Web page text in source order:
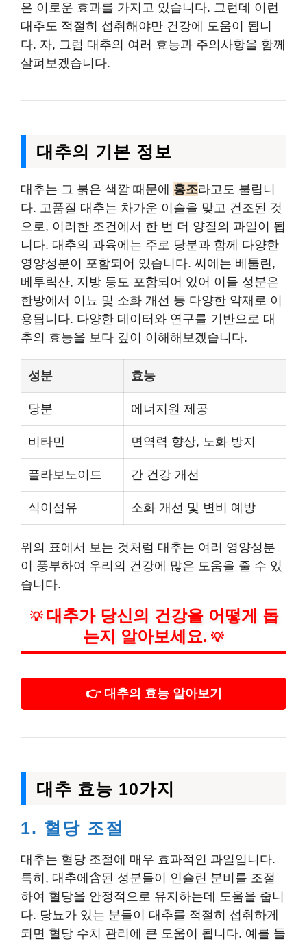
은 이로운 효과를 가지고 있습니다. 그런데 이런
대추도 적절히 섭취해야만 건강에 도움이 됩니
다. 자, 그럼 대추의 여러 효능과 주의사항을 함께
살펴보겠습니다.
대추의 기본 정보
대추는 그 붉은 색깔 때문에 홍조라고도 불립니
다. 고품질 대추는 차가운 이슬을 맞고 건조된 것
으로, 이러한 조건에서 한 번 더 양질의 과일이 됩
니다. 대추의 과육에는 주로 당분과 함께 다양한
영양성분이 포함되어 있습니다. 씨에는 베툴린,
베투릭산, 지방 등도 포함되어 있어 이들 성분은
한방에서 이뇨 및 소화 개선 등 다양한 약재로 이
용됩니다. 다양한 데이터와 연구를 기반으로 대
추의 효능을 보다 깊이 이해해보겠습니다.
성분 효능
당분 에너지원 제공
비타민 면역력 향상, 노화 방지
플라보노이드 간 건강 개선
식이섬유 소화 개선 및 변비 예방
위의 표에서 보는 것처럼 대추는 여러 영양성분
이 풍부하여 우리의 건강에 많은 도움을 줄 수 있
습니다.
💡 대추가 당신의 건강을 어떻게 돕
는지 알아보세요. 💡
👉 대추의 효능 알아보기
대추 효능 10가지
1. 혈당 조절
대추는 혈당 조절에 매우 효과적인 과일입니다.
특히, 대추에含된 성분들이 인슐린 분비를 조절
하여 혈당을 안정적으로 유지하는데 도움을 줍니
다. 당뇨가 있는 분들이 대추를 적절히 섭취하게
되면 혈당 수치 관리에 큰 도움이 됩니다. 예를 들